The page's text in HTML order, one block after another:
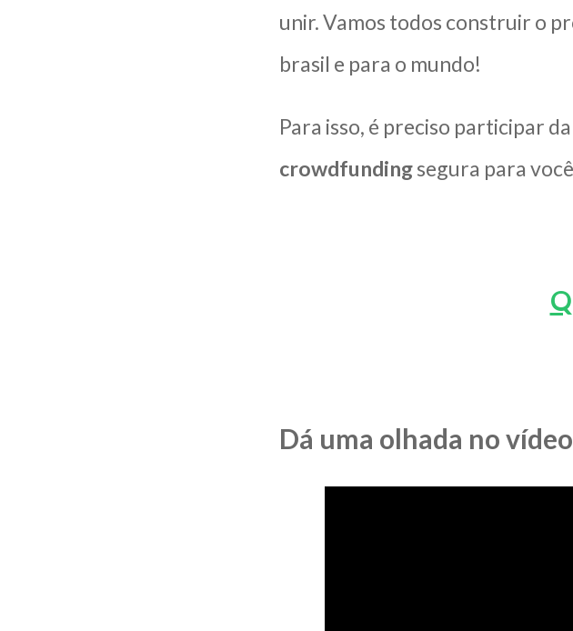
unir. Vamos todos construir o
brasil e para o mundo!
Para isso, é preciso participar da
crowdfundingsegura para
Dá uma olhada no